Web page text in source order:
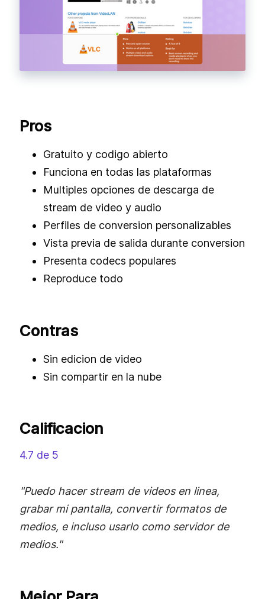
Pros
Gratuito y codigo abierto
Funciona en todas las plataformas
Multiples opciones de descarga de
stream de video y audio
Perfiles de conversion personalizables
Vista previa de salida durante conversion
Presenta codecs populares
Reproduce todo
Contras
Sin edicion de video
Sin compartir en la nube
Calificacion
4.7 de 5
"Puedo hacer stream de videos en linea,
grabar mi pantalla, convertir formatos de
medios, e incluso usarlo como servidor de
medios."